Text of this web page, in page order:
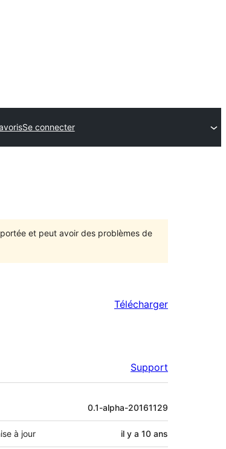
Se connecter
et peut avoir des problèmes de
Télécharger
Support
0.1-alpha-20161129
à jour il y a 10 ans